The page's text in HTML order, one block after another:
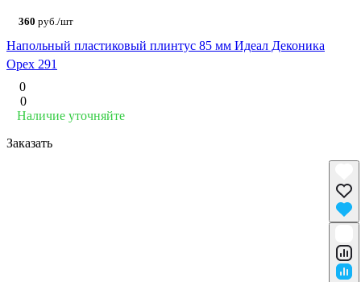
360 руб./шт
Напольный пластиковый плинтус 85 мм Идеал Деконика
Орех 291
0
0
Наличие уточняйте
Заказать